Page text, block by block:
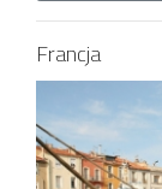
Francja